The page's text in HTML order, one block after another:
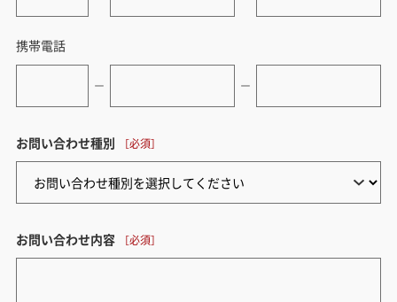
携帯電話
ー ー
お問い合わせ種別
お問い合わせ内容